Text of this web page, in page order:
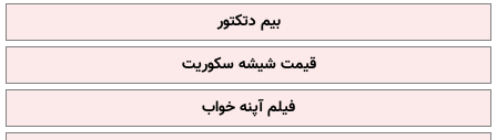
بیم دتکتور
قیمت شیشه سکوریت
فیلم آپنه خواب